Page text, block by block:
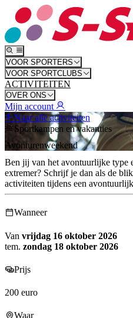
VOOR SPORTERS
VOOR SPORTCLUBS
ACTIVITEITEN
OVER ONS
Mijn account
Naar alle activiteiten
Sportkampen en vakanties
Avonturenweekend
Ben jij van het avontuurlijke type
extremer? Schrijf je dan als de
activiteiten tijdens een
Wanneer
Van vrijdag 16 oktober 2026
tem. zondag 18 oktober 2026
Prijs
200 euro
Waar